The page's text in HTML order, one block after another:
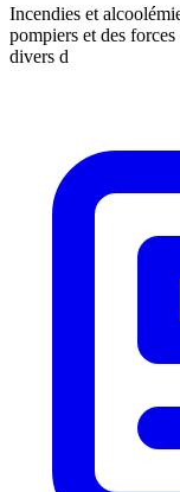
Incendies et
pompiers et des
divers d